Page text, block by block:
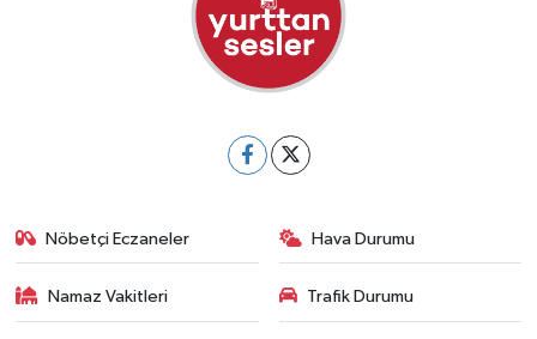
Nöbetçi Eczaneler Hava Durumu
Namaz Vakitleri Trafik Durumu